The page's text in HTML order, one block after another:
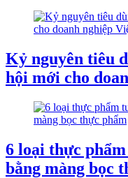
Kỷ nguyên tiêu
hội mới cho
6 loại thực
bằng màng bọc